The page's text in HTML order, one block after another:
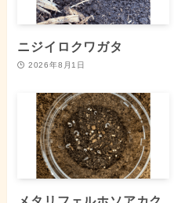
ニジイロクワガタ
2026年8月1日